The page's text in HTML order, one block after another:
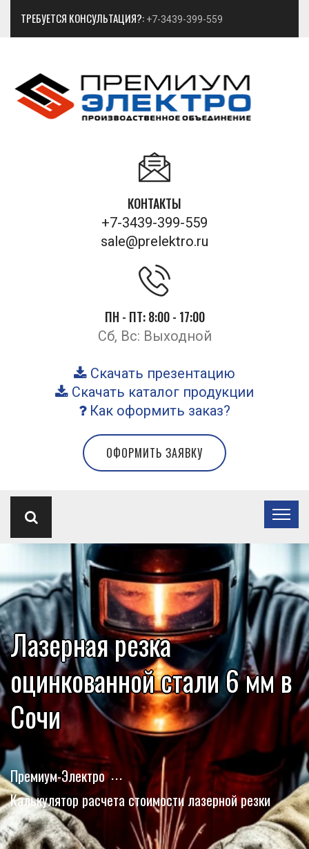
ТРЕБУЕТСЯ КОНСУЛЬТАЦИЯ?: +7-3439-399-559
КОНТАКТЫ
+7-3439-399-559
sale@prelektro.ru
ПН - ПТ: 8:00 - 17:00
Сб, Вс: Выходной
Скачать презентацию
Скачать каталог продукции
Как оформить заказ?
ОФОРМИТЬ ЗАЯВКУ
Лазерная резка
оцинкованной стали 6 мм в
Сочи
Премиум-Электро
Калькулятор расчета стоимости лазерной резки